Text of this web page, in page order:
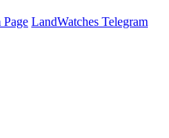
Page LandWatches Telegram